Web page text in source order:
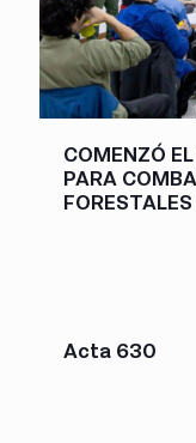
COMENZÓ
PARA
Acta 630